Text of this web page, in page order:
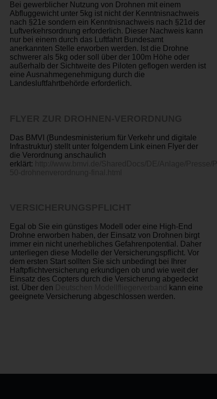
Bei gewerblicher Nutzung von Drohnen mit einem
Abfluggewicht unter 5kg ist nicht der Kenntnisnachweis
nach §21e sondern ein Kenntnisnachweis nach §21d der
Luftverkehrsordnung erforderlich. Dieser Nachweis kann
nur bei einem durch das Luftfahrt Bundesamt
anerkannten Stelle erworben werden. Ist die Drohne
schwerer als 5kg oder soll über der 100m Höhe oder
außerhalb der Sichtweite des Piloten geflogen werden ist
eine Ausnahmegenehmigung durch die
Landesluftfahrtbehörde erforderlich.
Das BMVI (Bundesministerium für Verkehr und digitale
Infrastruktur) stellt unter folgendem Link einen Flyer der
die Verordnung anschaulich
erklärt:
Egal ob Sie ein günstiges Modell oder eine High-End
Drohne erworben haben, der Einsatz von Drohnen birgt
immer ein nicht unerhebliches Gefahrenpotential. Daher
unterliegen diese Modelle der Versicherungspflicht. Vor
dem ersten Start sollten Sie sich unbedingt bei Ihrer
Haftpflichtversicherung erkundigen ob und wie weit der
Einsatz des Copters durch die Versicherung abgedeckt
ist. Über den
kann eine
geeignete Versicherung abgeschlossen werden.